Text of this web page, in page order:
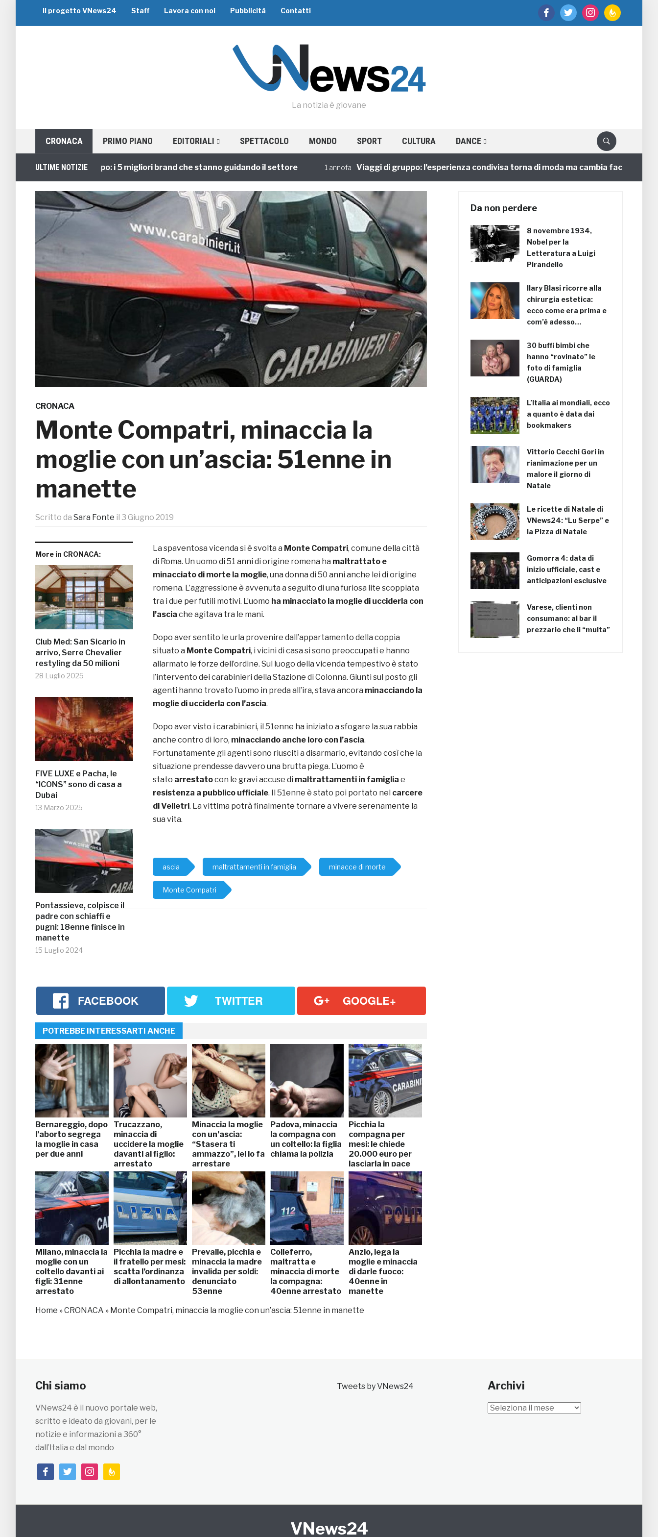
facebooktwitter instagramfeedburner
Il progetto VNews24 Staff Lavora con noi Pubblicità Contatti
La notizia è giovane
CRONACA PRIMO PIANO EDITORIALI SPETTACOLO MONDO SPORT CULTURA DANCE
ULTIME NOTIZIE
Viaggi di Gruppo: i 5 migliori brand che stanno guidando il settore 1 annofa Viaggi di gruppo: l’esperienza condivisa torna di moda ma cambia faccia
CRONACA
Monte Compatri, minaccia la
moglie con un’ascia: 51enne in
manette
Scritto da Sara Fonte il 3 Giugno 2019
More in CRONACA:
Club Med: San Sicario in
arrivo, Serre Chevalier
restyling da 50 milioni
28 Luglio 2025
FIVE LUXE e Pacha, le
“ICONS” sono di casa a
Dubai
13 Marzo 2025
Pontassieve, colpisce il
padre con schiaffi e
pugni: 18enne finisce in
manette
15 Luglio 2024
La spaventosa vicenda si è svolta a Monte Compatri, comune della città
di Roma. Un uomo di 51 anni di origine romena ha maltrattato e
minacciato di morte la moglie, una donna di 50 anni anche lei di origine
romena. L’aggressione è avvenuta a seguito di una furiosa lite scoppiata
tra i due per futili motivi. L’uomo ha minacciato la moglie di ucciderla con
l’ascia che agitava tra le mani.
Dopo aver sentito le urla provenire dall’appartamento della coppia
situato a Monte Compatri, i vicini di casa si sono preoccupati e hanno
allarmato le forze dell’ordine. Sul luogo della vicenda tempestivo è stato
l’intervento dei carabinieri della Stazione di Colonna. Giunti sul posto gli
agenti hanno trovato l’uomo in preda all’ira, stava ancora minacciando la
moglie di ucciderla con l’ascia.
Dopo aver visto i carabinieri, il 51enne ha iniziato a sfogare la sua rabbia
anche contro di loro, minacciando anche loro con l’ascia.
Fortunatamente gli agenti sono riusciti a disarmarlo, evitando così che la
situazione prendesse davvero una brutta piega. L’uomo è
stato arrestatocon le gravi accuse di maltrattamenti in famiglia e
resistenza a pubblico ufficiale. Il 51enne è stato poi portato nel carcere
di Velletri. La vittima potrà finalmente tornare a vivere serenamente la
sua vita.
ascia maltrattamenti in famiglia minacce di morte
Monte Compatri
FACEBOOK TWITTER GOOGLE+
POTREBBE INTERESSARTI ANCHE
Bernareggio, dopo
l’aborto segrega
la moglie in casa
per due anni
Trucazzano,
minaccia di
uccidere la moglie
davanti al figlio:
arrestato
Minaccia la moglie
con un’ascia:
“Stasera ti
ammazzo”, lei lo fa
arrestare
Padova, minaccia
la compagna con
un coltello: la figlia
chiama la polizia
Picchia la
compagna per
mesi: le chiede
20.000 euro per
lasciarla in pace
Milano, minaccia la
moglie con un
coltello davanti ai
figli: 31enne
arrestato
Picchia la madre e
il fratello per mesi:
scatta l’ordinanza
di allontanamento
Prevalle, picchia e
minaccia la madre
invalida per soldi:
denunciato
53enne
Colleferro,
maltratta e
minaccia di morte
la compagna:
40enne arrestato
Anzio, lega la
moglie e minaccia
di darle fuoco:
40enne in
manette
Home »CRONACA » Monte Compatri, minaccia la moglie con un’ascia: 51enne in manette
Da non perdere
8 novembre 1934,
Nobel per la
Letteratura a Luigi
Pirandello
Ilary Blasi ricorre alla
chirurgia estetica:
ecco come era prima e
com’è adesso…
30 buffi bimbi che
hanno “rovinato” le
foto di famiglia
(GUARDA)
L’Italia ai mondiali, ecco
a quanto è data dai
bookmakers
Vittorio Cecchi Gori in
rianimazione per un
malore il giorno di
Natale
Le ricette di Natale di
VNews24: “Lu Serpe” e
la Pizza di Natale
Gomorra 4: data di
inizio ufficiale, cast e
anticipazioni esclusive
Varese, clienti non
consumano: al bar il
prezzario che li “multa”
Chi siamo
VNews24 è il nuovo portale web,
scritto e ideato da giovani, per le
notizie e informazioni a 360°
dall’Italia e dal mondo
facebooktwitterinstagramfeedburner
Tweets by VNews24 Archivi
Archivi
VNews24